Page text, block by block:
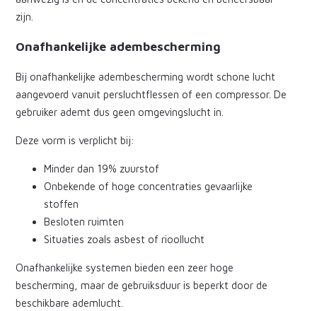
zijn.
Onafhankelijke adembescherming
Bij onafhankelijke adembescherming wordt schone lucht
aangevoerd vanuit persluchtflessen of een compressor. De
gebruiker ademt dus geen omgevingslucht in.
Deze vorm is verplicht bij:
Minder dan 19% zuurstof
Onbekende of hoge concentraties gevaarlijke
stoffen
Besloten ruimten
Situaties zoals asbest of rioollucht
Onafhankelijke systemen bieden een zeer hoge
bescherming, maar de gebruiksduur is beperkt door de
beschikbare ademlucht.